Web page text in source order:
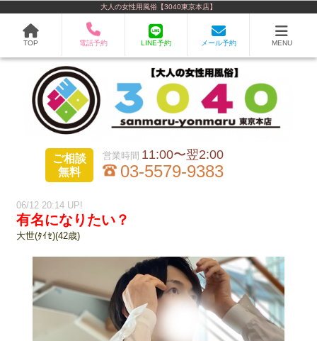
大人の女性用風俗【3040東京本店】
TOP 電話予約 LINE予約 メール予約 MENU
ご相談
無料
11:00〜翌2:00
03-5579-9383
06/12 20:14 UP!
有名になりたい？
大世(ﾀｲｾ)(42歳)